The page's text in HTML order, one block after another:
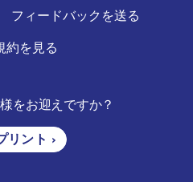
フィードバックを送る
約を見る
をお迎えですか？
リント ›